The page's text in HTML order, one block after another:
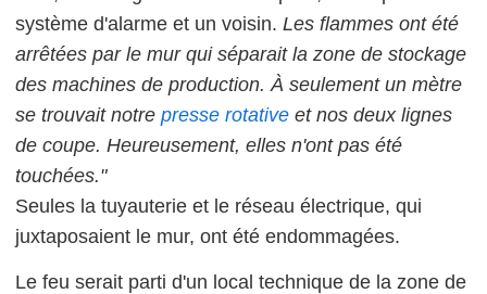
système d'alarme et un voisin. Les flammes ont été
arrêtées par le mur qui séparait la zone de stockage
des machines de production. À seulement un mètre
se trouvait notre presse rotative et nos deux lignes
de coupe. Heureusement, elles n'ont pas été
touchées."
Seules la tuyauterie et le réseau électrique, qui
juxtaposaient le mur, ont été endommagées.
Le feu serait parti d'un local technique de la zone de